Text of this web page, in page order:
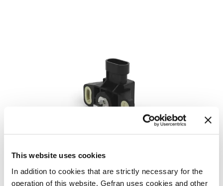
This website uses cookies
In addition to cookies that are strictly necessary for the
operation of this website, Gefran uses cookies and other
转角传感器
提供单圈霍尔效应